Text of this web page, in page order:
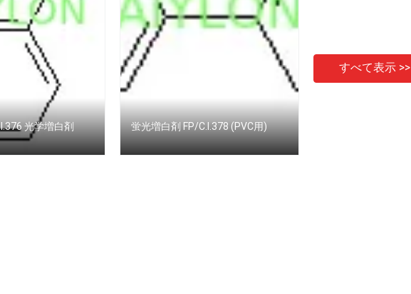
光学増白剤 蛍光増白剤 FP/C.I.378 (PVC用)
すべて表示 >>